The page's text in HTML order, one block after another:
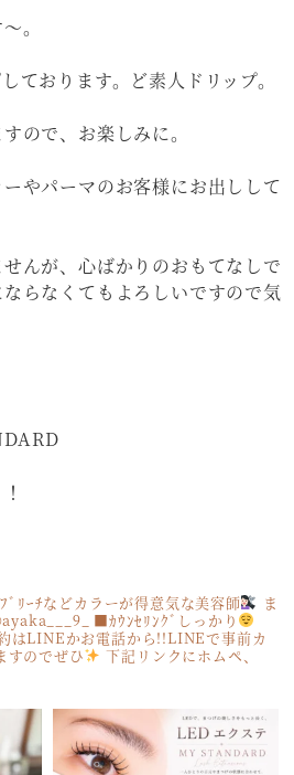
。
ております。ど素人ドリップ。
ので、お楽しみに。
やパーマのお客様にお出しして
んが、心ばかりのおもてなしで
らなくてもよろしいですので気
ﾘｰﾁなどカラーが得意気な美容師
ま
■ｶｳﾝｾﾘﾝｸﾞしっかり
はLINEかお電話から!!LINEで事前カ
すのでぜひ
下記リンクにホムペ、